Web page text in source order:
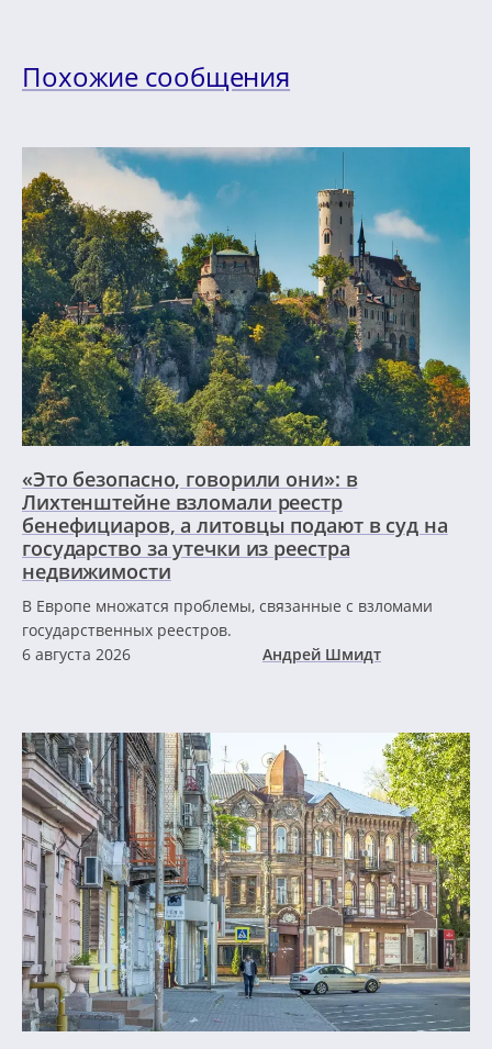
Похожие сообщения
«Это безопасно, говорили они»: в
Лихтенштейне взломали реестр
бенефициаров, а литовцы подают в суд на
государство за утечки из реестра
недвижимости
В Европе множатся проблемы, связанные с взломами
государственных реестров.
6 августа 2026
Андрей Шмидт